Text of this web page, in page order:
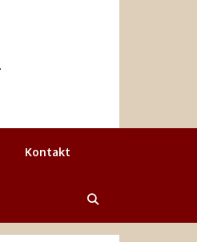
Kontakt